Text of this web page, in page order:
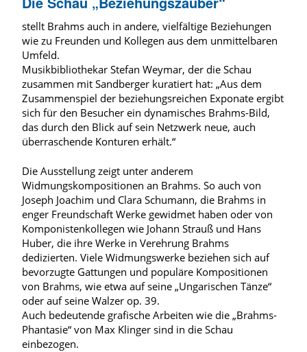
stellt Brahms auch in andere, vielfältige Beziehungen
wie zu Freunden und Kollegen aus dem unmittelbaren
Umfeld.
Musikbibliothekar Stefan Weymar, der die Schau
zusammen mit Sandberger kuratiert hat: „Aus dem
Zusammenspiel der beziehungsreichen Exponate ergibt
sich für den Besucher ein dynamisches Brahms-Bild,
das durch den Blick auf sein Netzwerk neue, auch
überraschende Konturen erhält.“
Die Ausstellung zeigt unter anderem
Widmungskompositionen an Brahms. So auch von
Joseph Joachim und Clara Schumann, die Brahms in
enger Freundschaft Werke gewidmet haben oder von
Komponistenkollegen wie Johann Strauß und Hans
Huber, die ihre Werke in Verehrung Brahms
dedizierten. Viele Widmungswerke beziehen sich auf
bevorzugte Gattungen und populäre Kompositionen
von Brahms, wie etwa auf seine „Ungarischen Tänze“
oder auf seine Walzer op. 39.
Auch bedeutende grafische Arbeiten wie die „Brahms-
Phantasie“ von Max Klinger sind in die Schau
einbezogen.